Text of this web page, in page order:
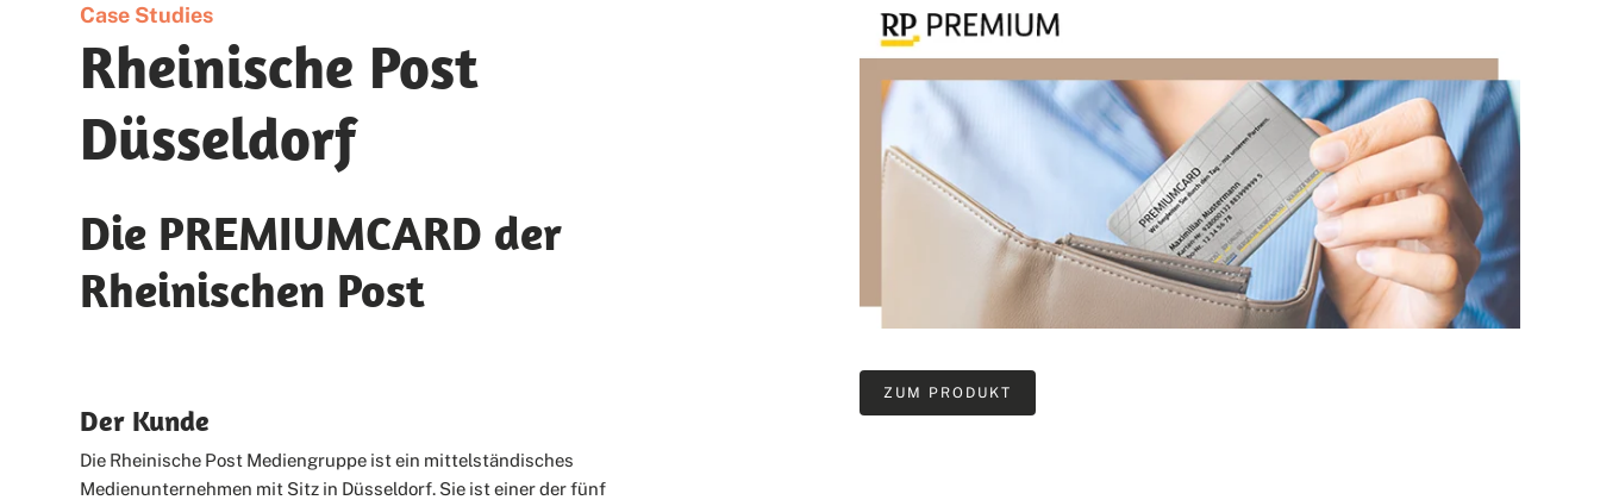
Case Studies
Rheinische Post
Düsseldorf
Die PREMIUMCARD der
Rheinischen Post
Der Kunde
Die Rheinische Post Mediengruppe ist ein mittelständisches
Medienunternehmen mit Sitz in Düsseldorf. Sie ist einer der fünf
ZUM PRODUKT